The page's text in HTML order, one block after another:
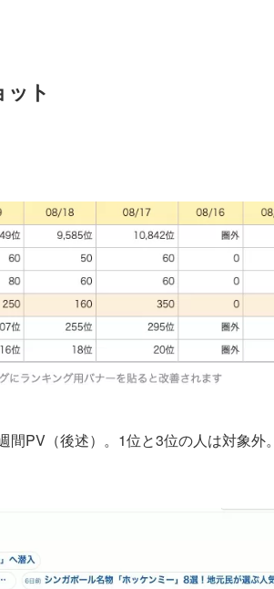
ト
PV（後述）。1位と3位の人は対象外